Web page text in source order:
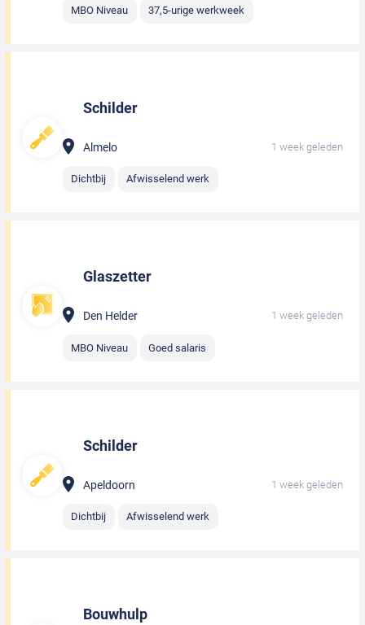
MBO Niveau 37,5-urige werkweek
Schilder
Almelo 1 week geleden
Dichtbij Afwisselend werk
Glaszetter
Den Helder 1 week geleden
MBO Niveau Goed salaris
Schilder
Apeldoorn 1 week geleden
Dichtbij Afwisselend werk
Bouwhulp